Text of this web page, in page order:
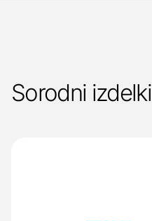
Sorodni izdelki